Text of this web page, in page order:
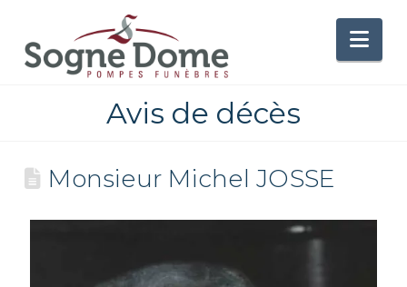
Avis de décès
Monsieur Michel JOSSE